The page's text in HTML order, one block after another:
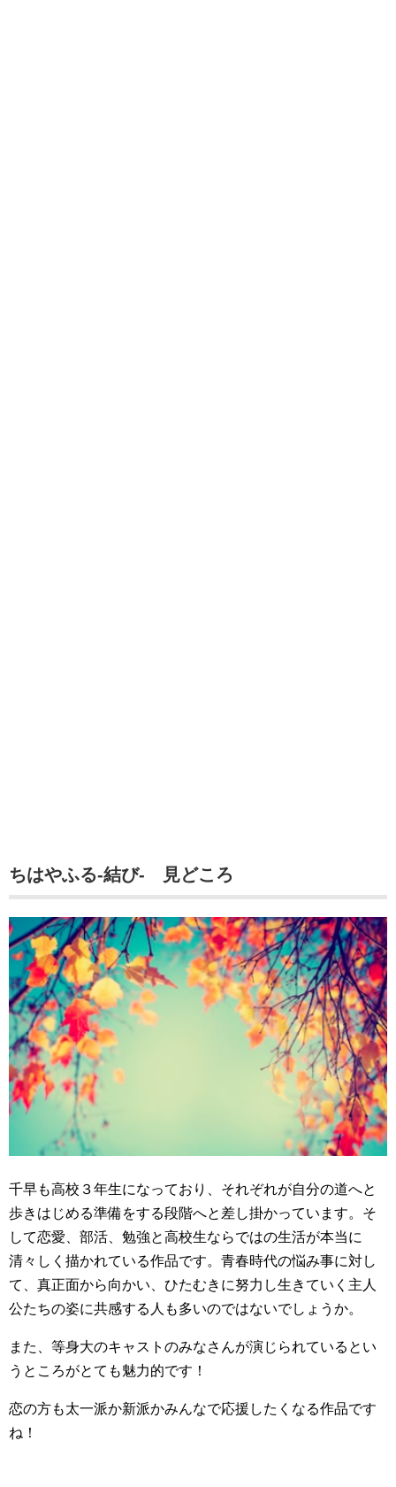
ちはやふる-結び- 見どころ
千早も高校３年生になっており、それぞれが自分の道へと
歩きはじめる準備をする段階へと差し掛かっています。そ
して恋愛、部活、勉強と高校生ならではの生活が本当に
清々しく描かれている作品です。青春時代の悩み事に対し
て、真正面から向かい、ひたむきに努力し生きていく主人
公たちの姿に共感する人も多いのではないでしょうか。
また、等身大のキャストのみなさんが演じられているとい
うところがとても魅力的です！
恋の方も太一派か新派かみんなで応援したくなる作品です
ね！